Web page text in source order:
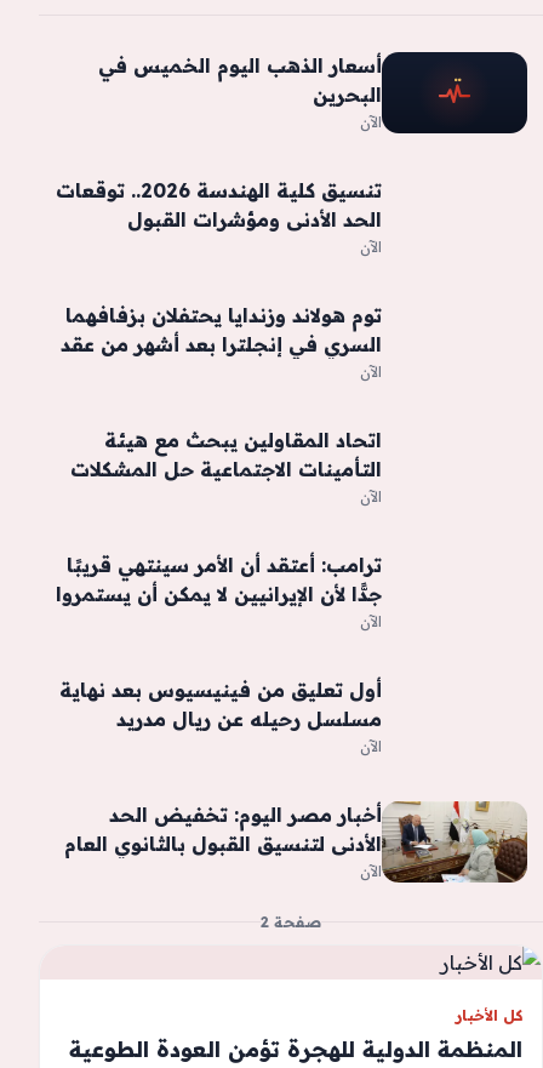
أسعار الذهب اليوم الخميس في
البحرين
الآن
تنسيق كلية الهندسة 2026.. توقعات
الحد الأدنى ومؤشرات القبول
والكليات المتاحة لطلاب علمي
الآن
توم هولاند وزندايا يحتفلان بزفافهما
السري في إنجلترا بعد أشهر من عقد
القران
الآن
اتحاد المقاولين يبحث مع هيئة
التأمينات الاجتماعية حل المشكلات
العالقة
الآن
ترامب: أعتقد أن الأمر سينتهي قريبًا
جدًّا لأن الإيرانيين لا يمكن أن يستمروا
على هذا الحال
الآن
أول تعليق من فينيسيوس بعد نهاية
مسلسل رحيله عن ريال مدريد
الآن
أخبار مصر اليوم: تخفيض الحد
الأدنى لتنسيق القبول بالثانوي العام
بالقاهرة.. الكهرباء تفسر أسباب
الصيف.. الحكومة تؤجل التعداد العام
الآن
صفحة 2
كل الأخبار
المنظمة الدولية للهجرة تؤمن العودة الطوعية